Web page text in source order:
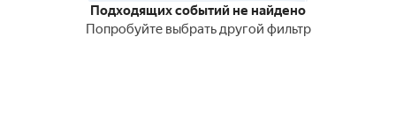
Подходящих событий не найдено
Попробуйте выбрать другой фильтр